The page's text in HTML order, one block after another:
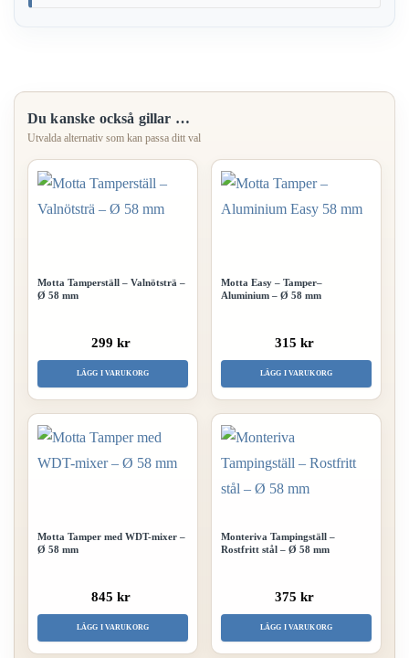
Du kanske också gillar …
Motta Tamperställ – Valnötsträ –
Ø 58 mm
299 kr
LÄGG I VARUKORG
Motta Easy – Tamper–
Aluminium – Ø 58 mm
315 kr
LÄGG I VARUKORG
Motta Tamper med WDT-mixer –
Ø 58 mm
845 kr
LÄGG I VARUKORG
Monteriva Tampingställ –
Rostfritt stål – Ø 58 mm
375 kr
LÄGG I VARUKORG